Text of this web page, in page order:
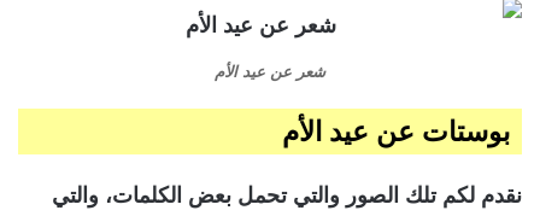
شعر عن عيد الأم
بوستات عن عيد الأم
نقدم لكم تلك الصور والتي تحمل بعض الكلمات، والتي